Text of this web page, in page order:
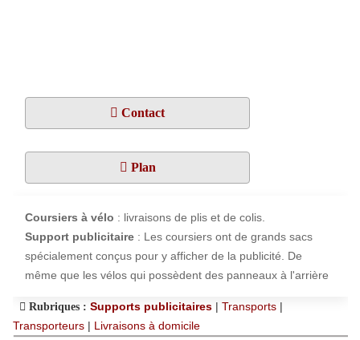
Contact
Plan
Coursiers à vélo : livraisons de plis et de colis.
Support publicitaire : Les coursiers ont de grands sacs
spécialement conçus pour y afficher de la publicité. De
même que les vélos qui possèdent des panneaux à l'arrière
Rubriques : Supports publicitaires | Transports |
Transporteurs | Livraisons à domicile